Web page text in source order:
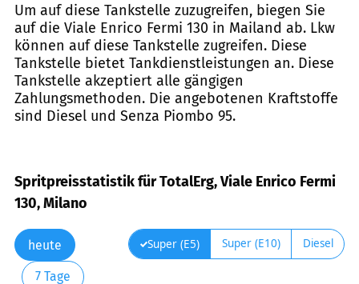
Um auf diese Tankstelle zuzugreifen, biegen Sie
auf die Viale Enrico Fermi 130 in Mailand ab. Lkw
können auf diese Tankstelle zugreifen. Diese
Tankstelle bietet Tankdienstleistungen an. Diese
Tankstelle akzeptiert alle gängigen
Zahlungsmethoden. Die angebotenen Kraftstoffe
sind Diesel und Senza Piombo 95.
Spritpreisstatistik für TotalErg, Viale Enrico Fermi
130, Milano
heute
7 Tage
Super (E5) Super (E10) Diesel